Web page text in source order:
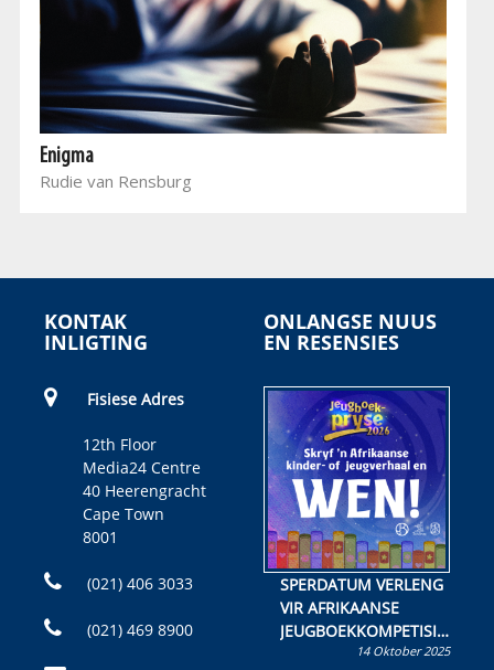
Enigma
Rudie van Rensburg
KONTAK
INLIGTING
Fisiese Adres
12th Floor
Media24 Centre
40 Heerengracht
Cape Town
8001
(021) 406 3033
(021) 469 8900
ONLANGSE NUUS
EN RESENSIES
SPERDATUM VERLENG
VIR AFRIKAANSE
JEUGBOEKKOMPETISIE
Skryf ’n jeugboek of
14 Oktober 2025